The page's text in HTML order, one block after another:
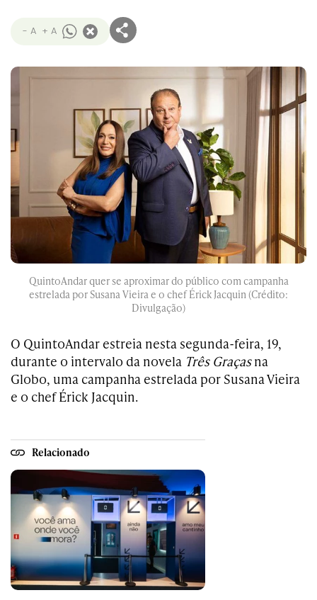
- A + A
QuintoAndar quer se aproximar do público com campanha
estrelada por Susana Vieira e o chef Érick Jacquin (Crédito:
Divulgação)
O QuintoAndar estreia nesta segunda-feira, 19,
durante o intervalo da novela Três Graçasna
Globo, uma campanha estrelada por Susana Vieira
e o chef Érick Jacquin.
Relacionado